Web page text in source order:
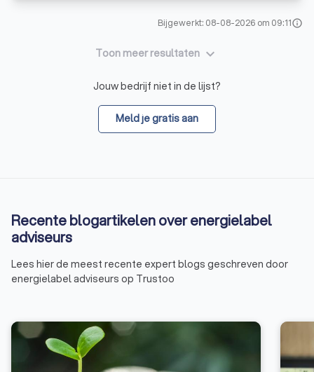
Bijgewerkt: 08-08-2026 om 09:11info
Toon meer resultaten keyboard_arrow_down
Jouw bedrijf niet in de lijst?
Meld je gratis aan
Recente blogartikelen over energielabel
adviseurs
Lees hier de meest recente expert blogs geschreven door
energielabel adviseurs op Trustoo